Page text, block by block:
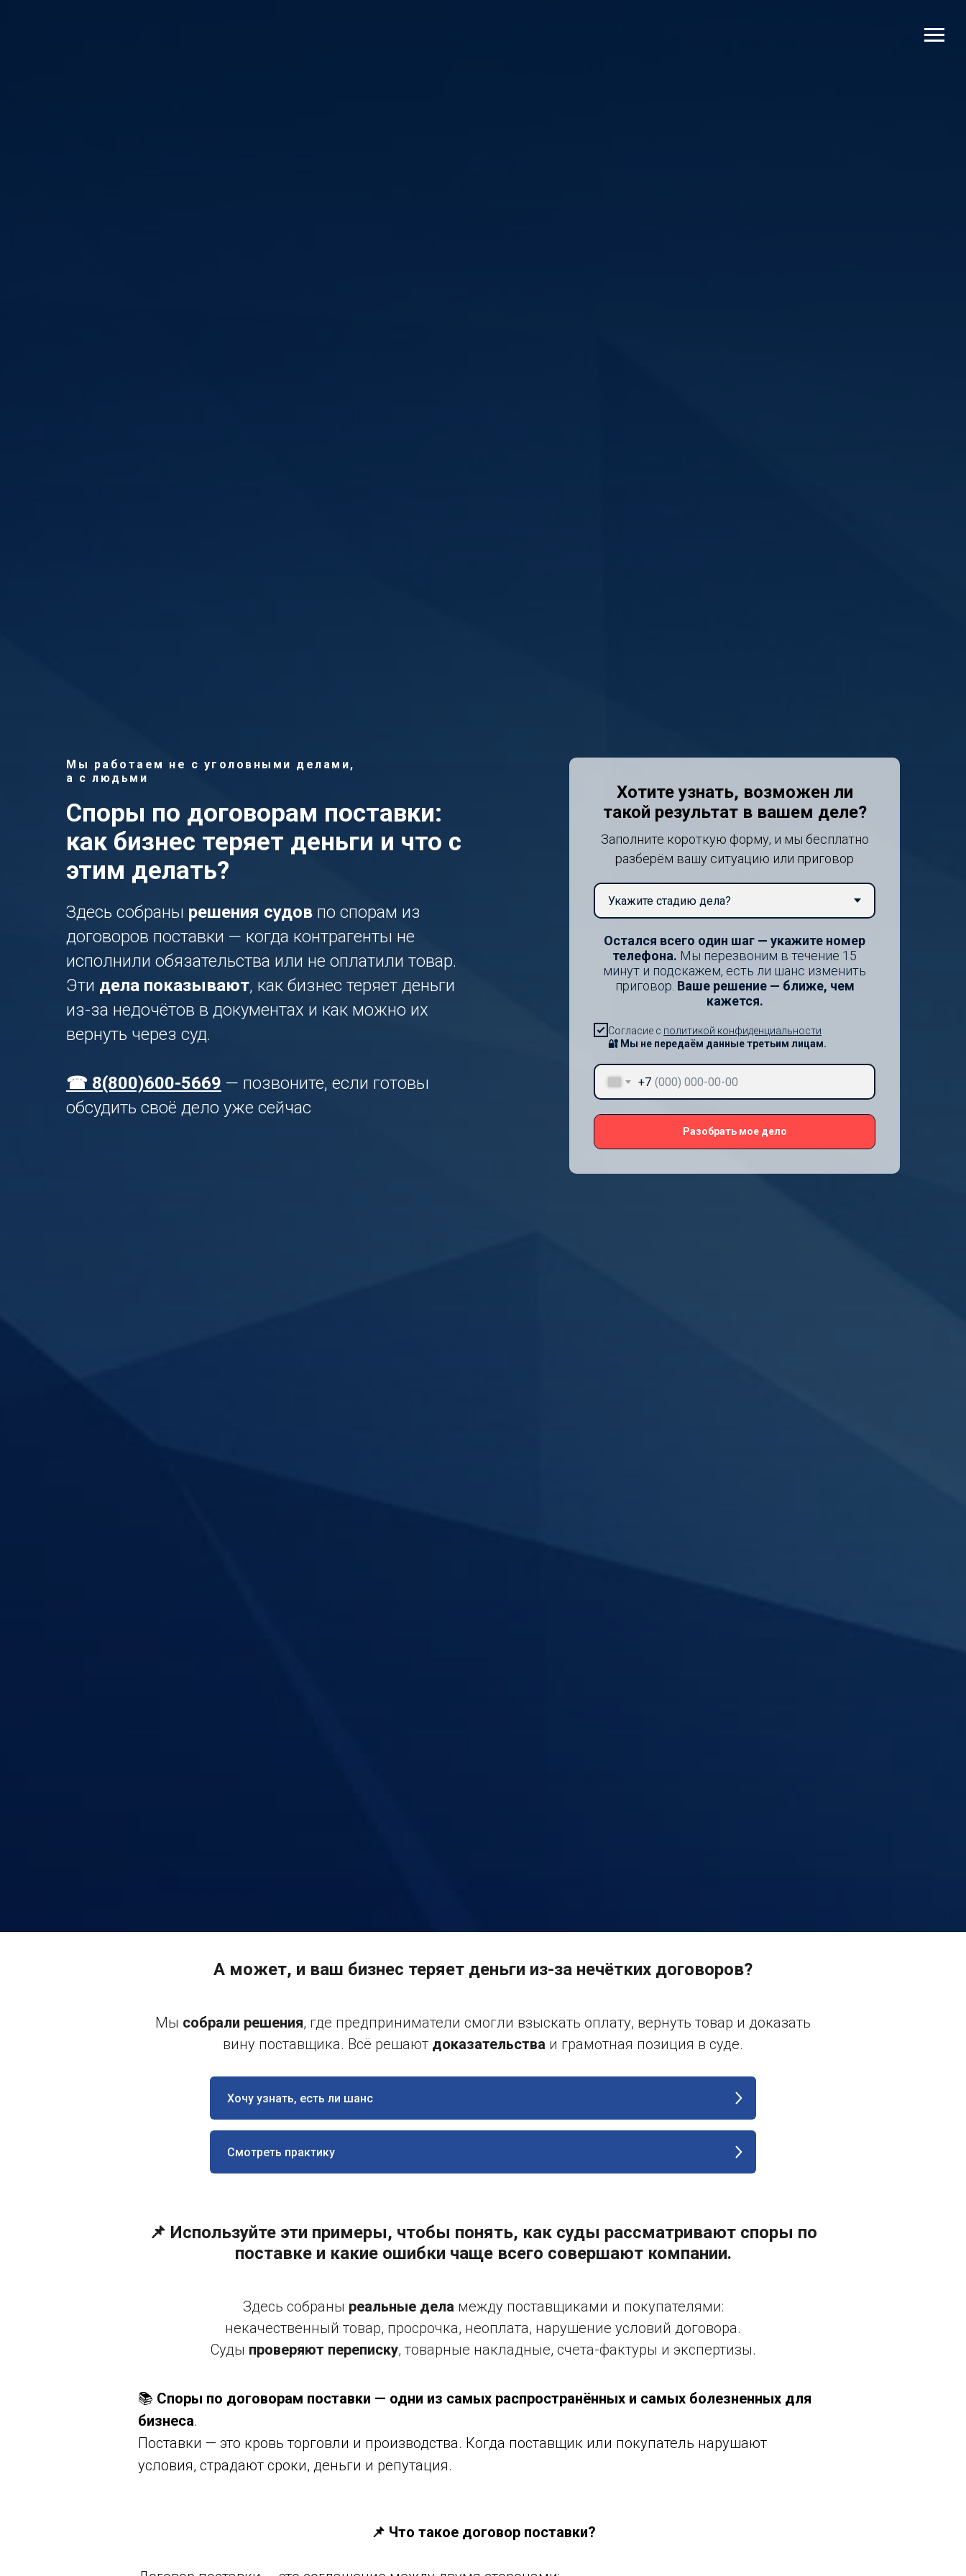
Мы работаем не с уголовными делами,
а с людьми
Споры по договорам поставки:
как бизнес теряет деньги и что с
этим делать?
Здесь собраны решения судов по спорам из
договоров поставки — когда контрагенты не
исполнили обязательства или не оплатили товар.
Эти дела показывают, как бизнес теряет деньги
из-за недочётов в документах и как можно их
вернуть через суд.
☎ 8(800)600-5669 — позвоните, если готовы
обсудить своё дело уже сейчас
Хотите узнать, возможен ли
такой результат в вашем деле?
Заполните короткую форму, и мы бесплатно
разберём вашу ситуацию или приговор
Остался всего один шаг — укажите номер
телефона. Мы перезвоним в течение 15
минут и подскажем, есть ли шанс изменить
приговор. Ваше решение — ближе, чем
кажется.
Согласие с политикой конфиденциальности
🔐 Мы не передаём данные третьим лицам.
+7
Разобрать мое дело
А может, и ваш бизнес теряет деньги из-за нечётких договоров?
Мы собрали решения, где предприниматели смогли взыскать оплату, вернуть товар и доказать
вину поставщика. Всё решают доказательства и грамотная позиция в суде.
Хочу узнать, есть ли шанс
Смотреть практику
📌 Используйте эти примеры, чтобы понять, как суды рассматривают споры по
поставке и какие ошибки чаще всего совершают компании.
Здесь собраны реальные дела между поставщиками и покупателями:
некачественный товар, просрочка, неоплата, нарушение условий договора.
Суды проверяют переписку, товарные накладные, счета-фактуры и экспертизы.
📚 Споры по договорам поставки — одни из самых распространённых и самых болезненных для
бизнеса.
Поставки — это кровь торговли и производства. Когда поставщик или покупатель нарушают
условия, страдают сроки, деньги и репутация.
📌 Что такое договор поставки?